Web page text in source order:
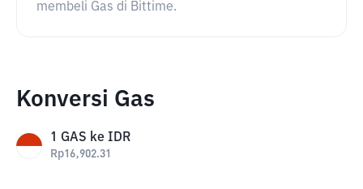
membeli Gas di Bittime.
Konversi Gas
1 GAS ke IDR
Rp16,902.31